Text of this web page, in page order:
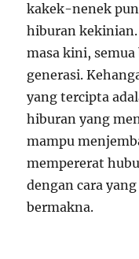
kakek-nenek
hiburan
masa kini,
generasi.
yang tercipta
hiburan yang
mampu
mempererat
dengan cara
bermakna.